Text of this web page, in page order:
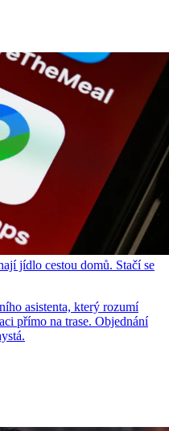
jídlo cestou domů. Stačí se
asistenta, který rozumí
přímo na trase. Objednání